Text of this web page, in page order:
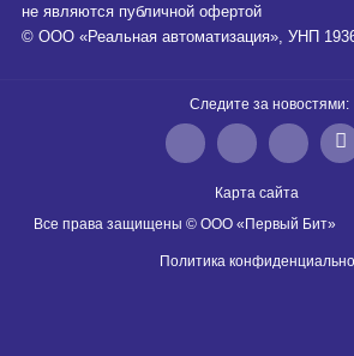
не являются публичной офертой
© ООО «Реальная автоматизация», УНП
Следите за новостями:
Карта сайта
Все права защищены © ООО «Первый Бит»
Политика